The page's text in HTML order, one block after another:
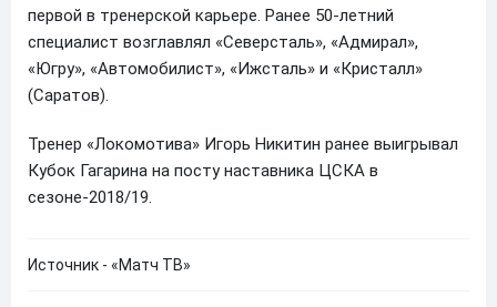
первой в тренерской карьере. Ранее 50-летний
специалист возглавлял «Северсталь», «Адмирал»,
«Югру», «Автомобилист», «Ижсталь» и «Кристалл»
(Саратов).
Тренер «Локомотива» Игорь Никитин ранее выигрывал
Кубок Гагарина на посту наставника ЦСКА в
сезоне-2018/19.
Источник - «Матч ТВ»